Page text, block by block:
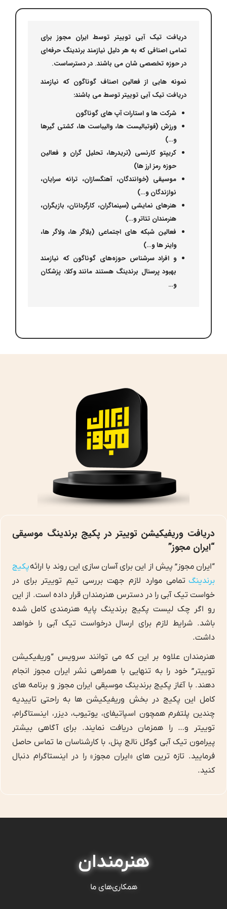
دریافت تیک آبی توییتر توسط ایران مجوز برای
تمامی اصنافی که به هر دلیل نیازمند برندینگ حرفه‌ای
در حوزه تخصصی شان می باشند. در دسترساست.
نمونه هایی از فعالین اصناف گوناگون که نیازمند
دریافت تیک آبی توییتر توسط می باشند:
شرکت ها و استارات آپ های گوناگون
ورزش (فوتبالیست ها، والیباست ها، کشتی گیرها
و…)
کریپتو کارنسی (تریدرها، تحلیل گران و فعالین
حوزه رمز ارز ها)
موسیقی (خوانندگان، آهنگسازان، ترانه سرایان،
نوازندگان و…)
هنرهای نمایشی (سینماگران، کارگردانان، بازیگران،
هنرمندان تئاتر و…)
فعالین شبکه های اجتماعی (بلاگر ها، ولاگر ها،
واینر ها و…)
و افراد سرشناس حوزه‌های گوناگون که نیازمند
بهبود پرسنال برندینگ هستند مانند وکلا، پزشکان
و…
دریافت وریفیکیشن توییتر در پکیج برندینگ موسیقی
“ایران مجوز”
“ایران مجوز” پیش از این برای آسان سازی این روند با ارائهپکیج
برندینگ تمامی موارد لازم جهت بررسی تیم توییتر برای در
خواست تیک آبی را در دسترس هنرمندان قرار داده است. از این
رو اگر چک لیست پکیج برندینگ پایه هنرمندی کامل شده
باشد. شرایط لازم برای ارسال درخواست تیک آبی را خواهد
داشت.
هنرمندان علاوه بر این که می توانند سرویس “وریفیکیشن
توییتر” خود را به تنهایی با همراهی نشر ایران مجوز انجام
دهند. با آغاز پکیج برندینگ موسیقی ایران مجوز و برنامه های
کامل این پکیج در بخش وریفیکیشن ها به راحتی تاییدیه
چندین پلتفرم همچون اسپاتیفای، یوتیوب، دیزر، اینستاگرام،
توییتر و… را همزمان دریافت نمایند. برای آگاهی بیشتر
پیرامون تیک آبی گوگل نالج پنل، با کارشناسان ما تماس حاصل
فرمایید. تازه ترین های «ایران مجوز» را در اینستاگرام دنبال
کنید.
هنرمندان
همکاری‌های ما